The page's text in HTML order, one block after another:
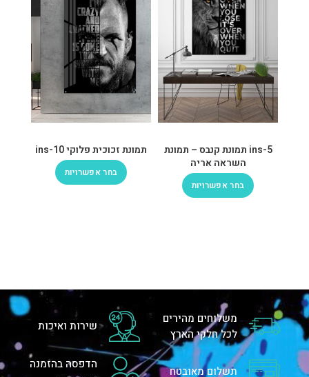
ins-5 תמונת קנבס – תמונת
השראה אריה
בחר אפשרויות
תמונת זכוכית פלוקי ins-10
בחר אפשרויות
משלוחים מהירים
לכל חלקי הארץ
שירות ואיכות
תשלום מאובטח
הדפסה בהזמנה